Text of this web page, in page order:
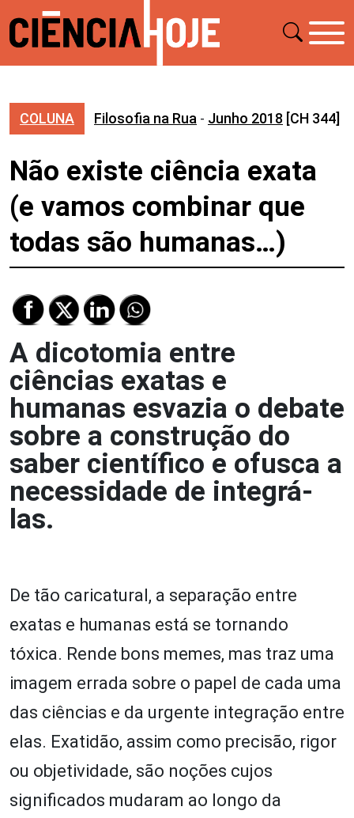
COLUNA Filosofia na Rua - Junho 2018 [CH 344]
Não existe ciência exata
(e vamos combinar que
todas são humanas…)
A dicotomia entre
ciências exatas e
humanas esvazia o debate
sobre a construção do
saber científico e ofusca a
necessidade de integrá-
las.
De tão caricatural, a separação entre
exatas e humanas está se tornando
tóxica. Rende bons memes, mas traz uma
imagem errada sobre o papel de cada uma
das ciências e da urgente integração entre
elas. Exatidão, assim como precisão, rigor
ou objetividade, são noções cujos
significados mudaram ao longo da